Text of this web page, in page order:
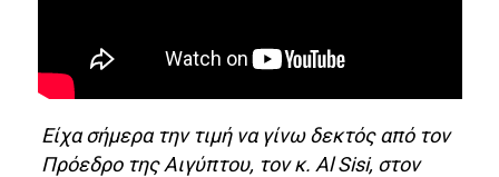
Είχα σήμερα την τιμή να γίνω δεκτός από τον
Πρόεδρο της Αιγύπτου, τον κ. Al Sisi, στον